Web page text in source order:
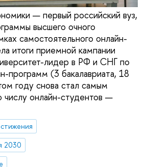
— первый российский вуз,
высшего очного
самостоятельного онлайн-
итоги приемной кампании
лидер в РФ и СНГ по
программ (3 бакалавриата, 18
году снова стал самым
числу онлайн-студентов —
2030